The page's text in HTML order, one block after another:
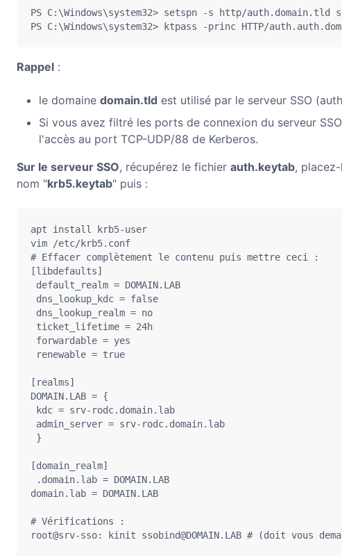
PS C:\Windows\system32> setspn -s http/auth.domain.tld
PS C:\Windows\system32> ktpass -princ HTTP/
Rappel :
le domaine domain.tld est utilisé par le serveur SSO
Si vous avez filtré les ports de connexion du serveur
l'accès au port TCP-UDP/88 de Kerberos.
Sur le serveur SSO, récupérez le fichier auth.keytab,
nom "krb5.keytab" puis :
apt install krb5-user
vim /etc/krb5.conf
# Effacer complètement le contenu puis mettre ceci :
[libdefaults]
default_realm = DOMAIN.LAB
dns_lookup_kdc = false
dns_lookup_realm = no
ticket_lifetime = 24h
forwardable = yes
renewable = true
[realms]
DOMAIN.LAB = {
kdc = srv-rodc.domain.lab
admin_server = srv-rodc.domain.lab
}
[domain_realm]
.domain.lab = DOMAIN.LAB
domain.lab = DOMAIN.LAB
# Vérifications :
root@srv-sso: kinit ssobind@DOMAIN.LAB # (doit vous